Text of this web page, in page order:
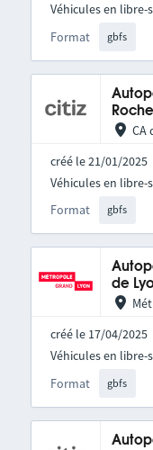
Format gbfs
Véhicules en libre-
CA
créé le 21/01/2025
Format gbfs
Véhicules en libre-
de
créé le 17/04/2025
Format gbfs
Véhicules en libre-